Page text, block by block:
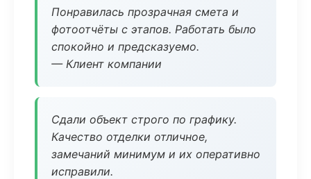
Понравилась прозрачная смета и
фотоотчёты с этапов. Работать было
спокойно и предсказуемо.
— Клиент компании
Сдали объект строго по графику.
Качество отделки отличное,
замечаний минимум и их оперативно
исправили.